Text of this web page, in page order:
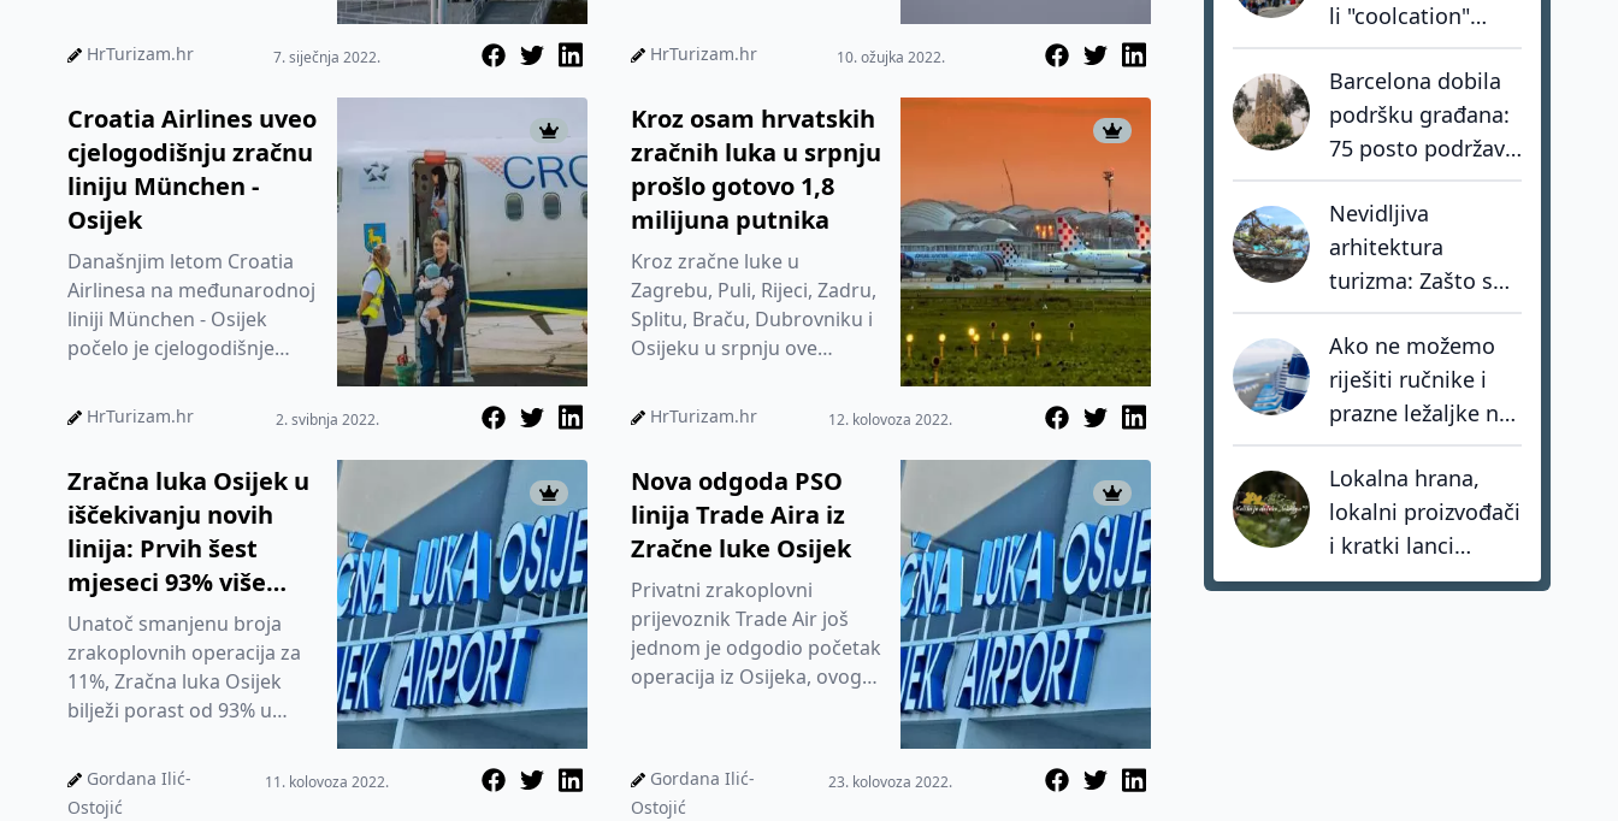
na rezultate objavljene u
HrTurizam.hr 7. siječnja 2022.
raspolaganju svakog
HrTurizam.hr 10. ožujka 2022.
Croatia Airlines uveo
cjelogodišnju zračnu
liniju München -
Osijek
Današnjim letom Croatia
Airlinesa na međunarodnoj
liniji München - Osijek
počelo je cjelogodišnje
Hrvatske sa svijetom
HrTurizam.hr 2. svibnja 2022.
Kroz osam hrvatskih
zračnih luka u srpnju
prošlo gotovo 1,8
milijuna putnika
Kroz zračne luke u
Zagrebu, Puli, Rijeci, Zadru,
Splitu, Braču, Dubrovniku i
Osijeku u srpnju ove
1.782.871 putnika, navodi
HrTurizam.hr 12. kolovoza 2022.
Zračna luka Osijek u
iščekivanju novih
linija: Prvih šest
mjeseci 93% više
putnika u odnosu na
2021.
Unatoč smanjenu broja
zrakoplovnih operacija za
11%, Zračna luka Osijek
bilježi porast od 93% u
prošlu godinu.
Gordana Ilić-
Ostojić
11. kolovoza 2022.
Nova odgoda PSO
linija Trade Aira iz
Zračne luke Osijek
Privatni zrakoplovni
prijevoznik Trade Air još
jednom je odgodio početak
operacija iz Osijeka, ovog
Gordana Ilić-
Ostojić
23. kolovoza 2022.
li "coolcation"
stvarno turističku
kartu Europe?
Barcelona dobila
podršku građana:
75 posto podržava
zabranu turističkih
apartmana
Nevidljiva
arhitektura
turizma: Zašto su
nacionalni sustavi
važniji od novih
atrakcija?
Ako ne možemo
riješiti ručnike i
prazne ležaljke na
plažama, o
kakvom
upravljanju uopće
pričamo?
Lokalna hrana,
lokalni proizvođači
i kratki lanci
opskrbe: smjer